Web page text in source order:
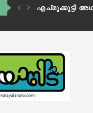
എച്മുക്കുട്ടി